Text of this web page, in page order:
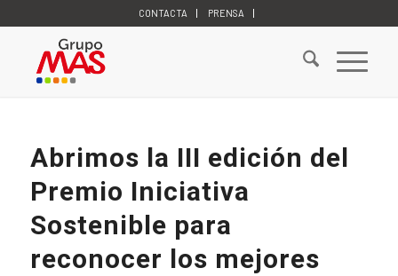
CONTACTA PRENSA
Abrimos la III edición del
Premio Iniciativa
Sostenible para
reconocer los mejores